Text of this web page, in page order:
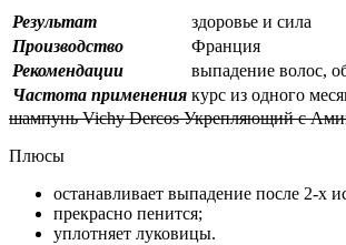
Результат
здоровье и сила
Производство
Франция
Рекомендации
выпадение волос,
Частота применения курс из одного
шампунь Vichy Dercos Укрепляющий с
Плюсы
останавливает выпадение после 2-х
прекрасно пенится;
уплотняет луковицы.